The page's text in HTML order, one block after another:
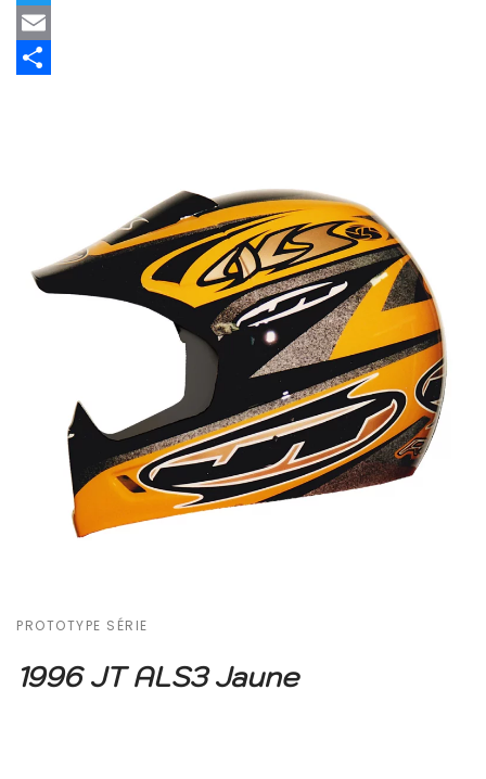
Twitter
Email
PROTOTYPE SÉRIE
1996 JT ALS3 Jaune